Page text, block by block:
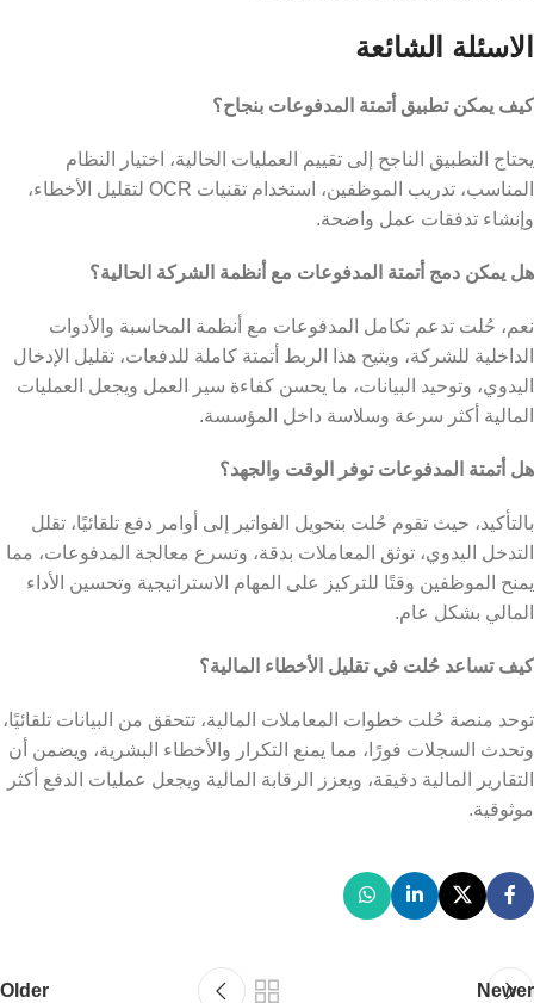
الاسئلة الشائعة
كيف يمكن تطبيق أتمتة المدفوعات بنجاح؟
يحتاج التطبيق الناجح إلى تقييم العمليات الحالية، اختيار النظام
المناسب، تدريب الموظفين، استخدام تقنيات OCR لتقليل الأخطاء،
وإنشاء تدفقات عمل واضحة.
هل يمكن دمج أتمتة المدفوعات مع أنظمة الشركة الحالية؟
نعم، حُلت تدعم تكامل المدفوعات مع أنظمة المحاسبة والأدوات
الداخلية للشركة، ويتيح هذا الربط أتمتة كاملة للدفعات، تقليل الإدخال
اليدوي، وتوحيد البيانات، ما يحسن كفاءة سير العمل ويجعل العمليات
المالية أكثر سرعة وسلاسة داخل المؤسسة.
هل أتمتة المدفوعات توفر الوقت والجهد؟
بالتأكيد، حيث تقوم حُلت بتحويل الفواتير إلى أوامر دفع تلقائيًا، تقلل
التدخل اليدوي، توثق المعاملات بدقة، وتسرع معالجة المدفوعات، مما
يمنح الموظفين وقتًا للتركيز على المهام الاستراتيجية وتحسين الأداء
المالي بشكل عام.
كيف تساعد حُلت في تقليل الأخطاء المالية؟
توحد منصة حُلت خطوات المعاملات المالية، تتحقق من البيانات تلقائيًا،
وتحدث السجلات فورًا، مما يمنع التكرار والأخطاء البشرية، ويضمن أن
التقارير المالية دقيقة، ويعزز الرقابة المالية ويجعل عمليات الدفع أكثر
موثوقية.
Newer
Older